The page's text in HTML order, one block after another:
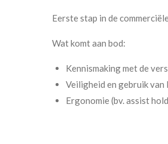
Eerste stap in de
Wat komt aan bod:
Kennismaking met de
Veiligheid en gebruik van
Ergonomie (bv. assist